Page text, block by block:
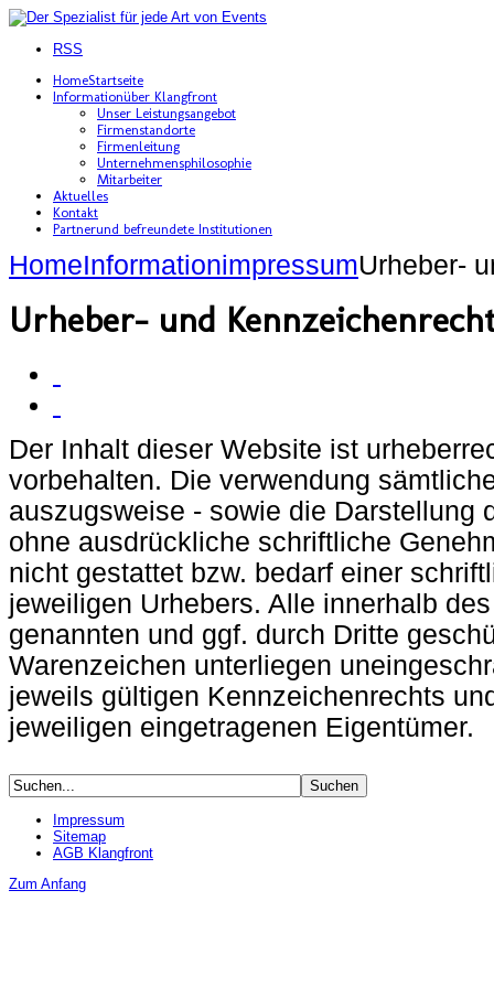
RSS
HomeStartseite
Informationüber Klangfront
Unser Leistungsangebot
Firmenstandorte
Firmenleitung
Unternehmensphilosophie
Mitarbeiter
Aktuelles
Kontakt
Partnerund befreundete Institutionen
HomeInformationimpressumUrheber-
Urheber- und
Der Inhalt dieser Website ist
vorbehalten. Die verwendung
auszugsweise - sowie die Darstellung
ohne ausdrückliche schriftliche
nicht gestattet bzw. bedarf einer
jeweiligen Urhebers. Alle innerhalb
genannten und ggf. durch Dritte
Warenzeichen unterliegen
jeweils gültigen Kennzeichenrechts
jeweiligen eingetragenen Eigentümer.
Impressum
Sitemap
AGB Klangfront
Zum Anfang